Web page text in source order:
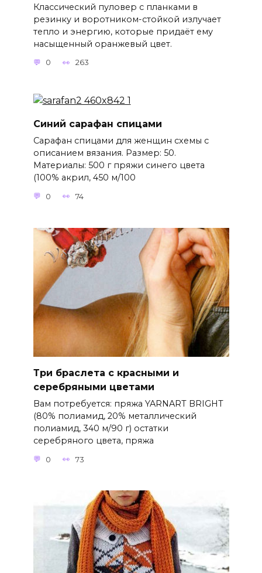
Классический пуловер с планками в
резинку и воротником-стойкой излучает
тепло и энергию, которые придаёт ему
насыщенный оранжевый цвет.
0 263
Синий сарафан спицами
Сарафан спицами для женщин схемы с
описанием вязания. Размер: 50.
Материалы: 500 г пряжи синего цвета
(100% акрил, 450 м/100
0 74
Три браслета с красными и
серебряными цветами
Вам потребуется: пряжа YARNART BRIGHT
(80% полиамид, 20% металлический
полиамид, 340 м/90 г) остатки
серебряного цвета, пряжа
0 73